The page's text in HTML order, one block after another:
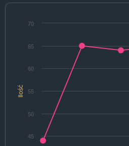
Ilość
45
50
55
60
65
70